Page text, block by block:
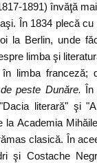
1891) învăţă
În 1834 plecă
la Berlin, unde
limba şi
limba franceză;
peste Dunăre. În
literară" şi
la Academia
clasică. În
şi Costache